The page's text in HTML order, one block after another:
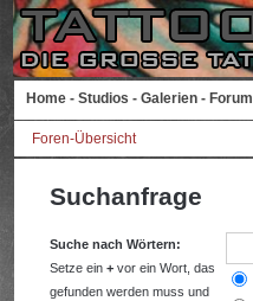
Home - Studios - Galerien - Forum
Foren-Übersicht
Suchanfrage
Suche nach Wörtern:
Setze ein+ vor ein Wort, das
gefunden werden muss und